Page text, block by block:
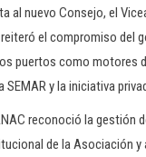
al nuevo Consejo, el
reiteró el compromiso del
puertos como motores
y la iniciativa
reconoció la gestión
de la Asociación y